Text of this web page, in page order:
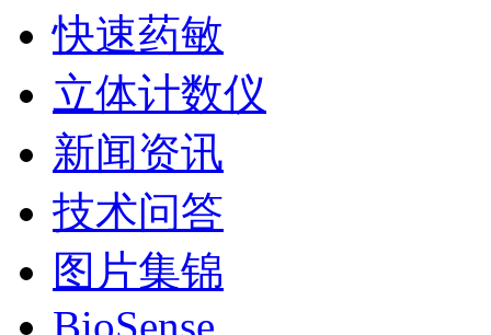
快速药敏
立体计数仪
新闻资讯
技术问答
图片集锦